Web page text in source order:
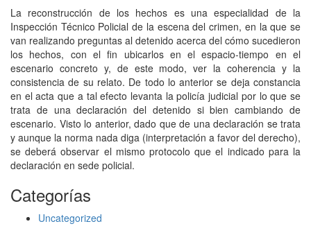
La reconstrucción de los hechos es una especialidad de la
Inspección Técnico Policial de la escena del crimen, en la que se
van realizando preguntas al detenido acerca del cómo sucedieron
los hechos, con el fin ubicarlos en el espacio-tiempo en el
escenario concreto y, de este modo, ver la coherencia y la
consistencia de su relato. De todo lo anterior se deja constancia
en el acta que a tal efecto levanta la policía judicial por lo que se
trata de una declaración del detenido si bien cambiando de
escenario. Visto lo anterior, dado que de una declaración se trata
y aunque la norma nada diga (interpretación a favor del derecho),
se deberá observar el mismo protocolo que el indicado para la
declaración en sede policial.
Categorías
Uncategorized